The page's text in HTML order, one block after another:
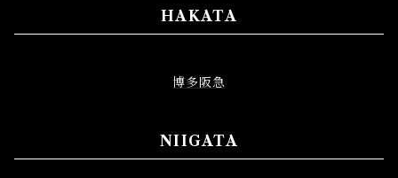
HAKATA
博多阪急
NIIGATA